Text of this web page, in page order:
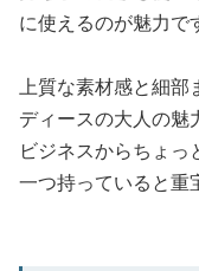
に使えるのが魅力で
上質な素材感と細部
ディースの大人の魅
ビジネスからちょっ
一つ持っていると重